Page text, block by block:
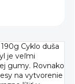
Cyklo duša
je veľmi
gumy. Rovnako
na vytvorenie